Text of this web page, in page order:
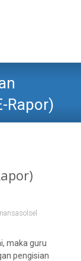
Rapor)
SMA N 1
maka guru
pengisian